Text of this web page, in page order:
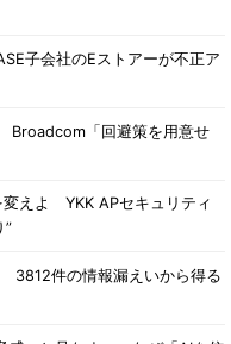
子会社のEストアーが不正ア
Broadcom「回避策を用意せ
変えよ YKK APセキュリティ
”
3812件の情報漏えいから得る